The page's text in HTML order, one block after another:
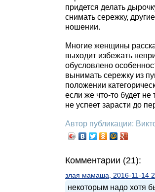
придется делать
снимать сережку,
ношении.
Многие женщины
выходит избежать
обусловлено
вынимать сережку из
положении
если же что-то будет не
не успеет зарасти до
Автор публикации:
Комментарии (21):
злая мамаша, 2016-11-14
некоторым надо хотя